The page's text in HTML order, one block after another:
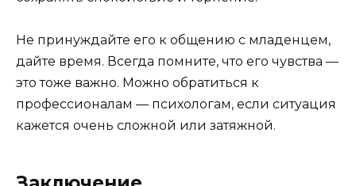
Не принуждайте его к общению с младенцем,
дайте время. Всегда помните, что его чувства —
это тоже важно. Можно обратиться к
профессионалам — психологам, если ситуация
кажется очень сложной или затяжной.